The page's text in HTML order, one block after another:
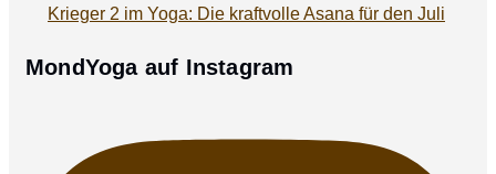
Krieger 2 im Yoga: Die kraftvolle Asana für den Juli
MondYoga auf Instagram